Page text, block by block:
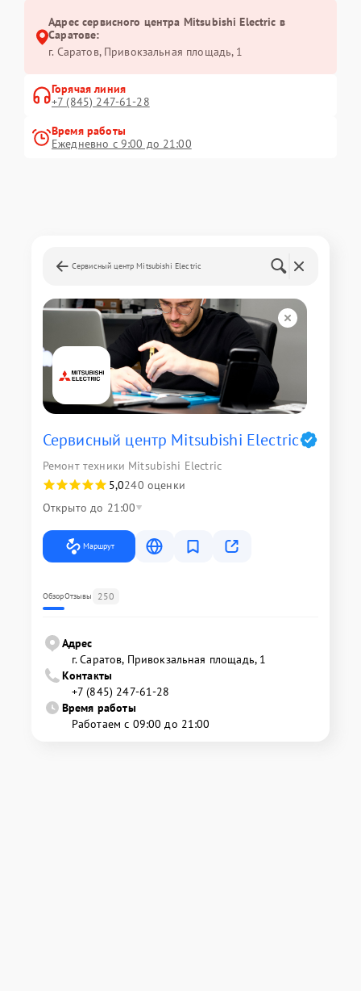
Адрес сервисного центра Mitsubishi Electric в
Саратове:
г. Саратов, Привокзальная площадь, 1
Горячая линия
+7 (845) 247-61-28
Время работы
Ежедневно с 9:00 до 21:00
Сервисный центр Mitsubishi Electric
Сервисный центр Mitsubishi Electric
Ремонт техники Mitsubishi Electric
5,0240 оценки
Открыто до 21:00
Маршрут
ОбзорОтзывы 250
Адрес
г. Саратов, Привокзальная площадь, 1
Контакты
+7 (845) 247-61-28
Время работы
Работаем с 09:00 до 21:00